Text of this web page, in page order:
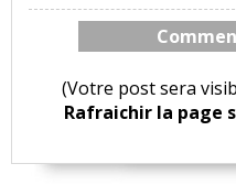
(Votre post sera
Rafraichir la page